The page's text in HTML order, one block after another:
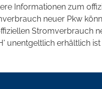
Informationen zum
neuer Pkw
Stromverbrauch
unentgeltlich erhältlich